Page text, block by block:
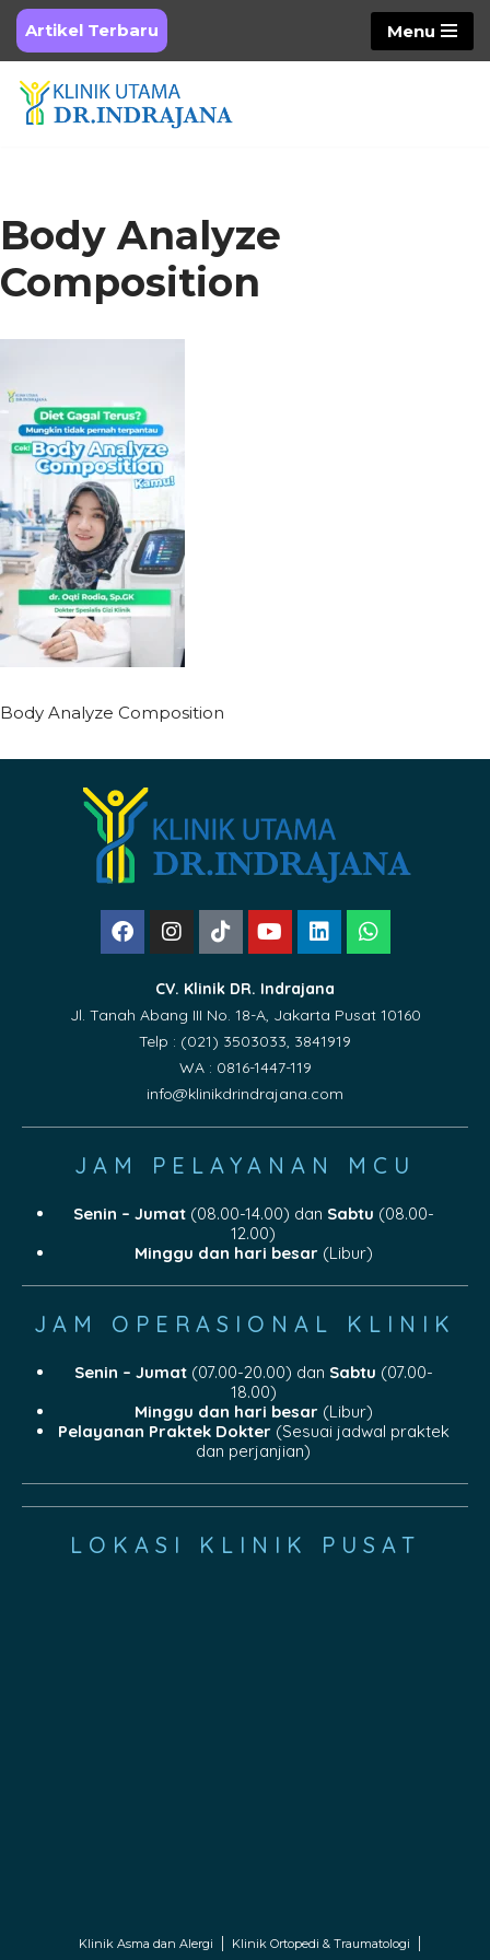
Skip
to
content
Artikel Terbaru Menu
Body Analyze
Composition
Body Analyze Composition
CV. Klinik DR. Indrajana
Jl. Tanah Abang III No. 18-A, Jakarta Pusat 10160
Telp : (021) 3503033, 3841919
WA : 0816-1447-119
info@klinikdrindrajana.com
JAM PELAYANAN MCU
Senin – Jumat(08.00-14.00) dan Sabtu (08.00-
12.00)
Minggu dan hari besar(Libur)
JAM OPERASIONAL KLINIK
Senin – Jumat(07.00-20.00) dan Sabtu (07.00-
18.00)
Minggu dan hari besar(Libur)
Pelayanan Praktek Dokter(Sesuai jadwal praktek
dan perjanjian)
LOKASI KLINIK PUSAT
Klinik Asma dan Alergi Klinik Ortopedi & Traumatologi